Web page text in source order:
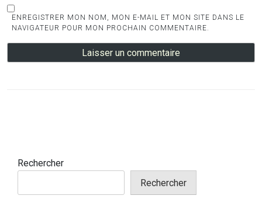
ENREGISTRER MON NOM, MON E-MAIL ET MON SITE DANS LE
NAVIGATEUR POUR MON PROCHAIN COMMENTAIRE.
Rechercher
Rechercher